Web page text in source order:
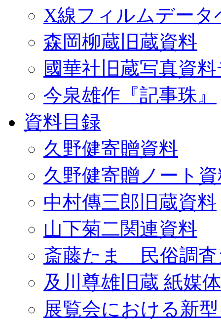
X線フィルムデータ
森岡柳蔵旧蔵資料
國華社旧蔵写真資
今泉雄作『記事珠』
資料目録
久野健寄贈資料
久野健寄贈ノート
中村傳三郎旧蔵資料
山下菊二関連資料
斎藤たま 民俗調査
及川尊雄旧蔵 紙媒
展覧会における新